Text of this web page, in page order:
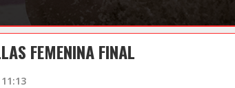
FEMENINA FINAL